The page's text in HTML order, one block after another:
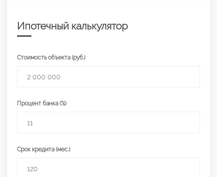
Ипотечный калькулятор
Стоимость объекта (руб.)
Процент банка (%)
Срок кредита (мес.)